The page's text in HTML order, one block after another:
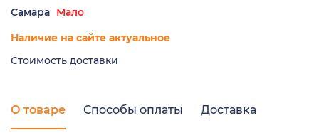
Самара Мало
Наличие на сайте актуальное
Стоимость доставки
О товаре Способы оплаты Доставка